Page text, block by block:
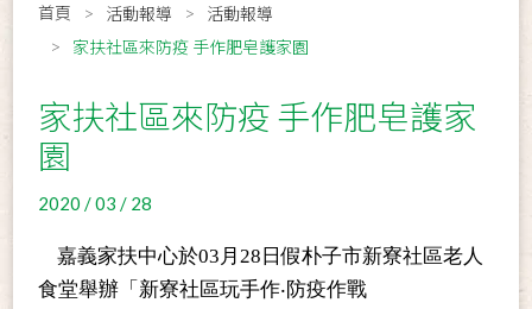
首頁 活動報導
活動報導
家扶社區來防疫 手作肥皂護家園
家扶社區來防疫 手作肥皂護家
園
2020 / 03 / 28
嘉義家扶中心於03 月 28 日假朴子市新寮社區老人
食堂舉辦「新寮社區玩手作‧防疫作戰